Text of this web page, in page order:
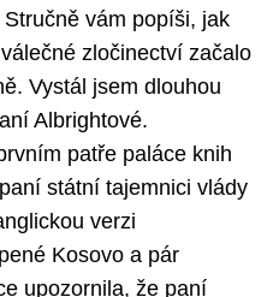
vám popíši, jak
zločinectví začalo
Vystál jsem dlouhou
Albrightové.
patře paláce knih
státní tajemnici vlády
verzi
Kosovo a pár
upozornila, že paní